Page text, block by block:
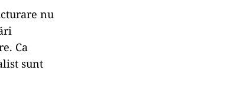
nu
Ca
sunt